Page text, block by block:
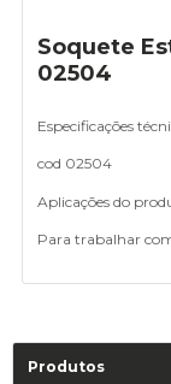
Soquete
02504
Especificações
cod 02504
Aplicações do
Para trabalhar
Produtos